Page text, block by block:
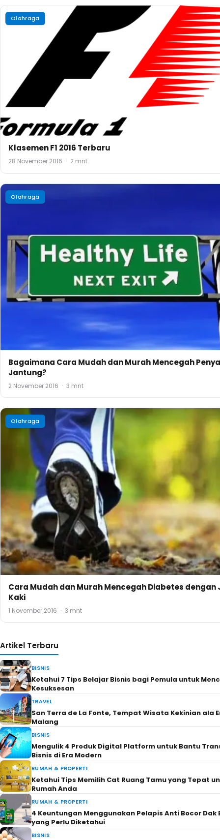
Jantung?
2 November 2016 3 mnt
Olahraga
Cara Mudah dan Murah Mencegah Diabetes dengan
Kaki
1 November 2016 3 mnt
Artikel Terbaru
BISNIS
Ketahui 7 Tips Belajar Bisnis bagi Pemula untuk
Kesuksesan
TRAVEL
San Terra de La Fonte, Tempat Wisata Kekinian ala
Malang
BISNIS
Mengulik 4 Produk Digital Platform untuk Bantu
Bisnis di Era Modern
RUMAH & PROPERTI
Ketahui Tips Memilih Cat Ruang Tamu yang Tepat
Rumah Anda
4 Keuntungan Menggunakan Pelapis Anti Bocor Dak
BISNIS
Ini Fungsi Egg Tray dan Jenis-jenisnya
TRAVEL
Berbagai Keuntungan Titip Mobil Rental di Naba
yang Perlu Diketahui
BISNIS
Mudahnya Cek Resi & Lacak Paket Pengiriman
Shipper
SEHAT & CANTIK
Ketahui 7 Cara Menumbuhkan Rambut dengan
GAYA HIDUP
Take a peek at 5 advantages of holding a wedding
Artikel Menarik Lainnya
Bangunan Baru Bukan Berarti Aman dari Rayap